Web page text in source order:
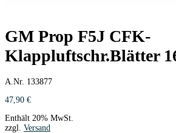
GM Prop F5J CFK-
Klappluftschr.Blätter
A.Nr. 133877
47,90 €
Enthält 20% MwSt.
zzgl. Versand